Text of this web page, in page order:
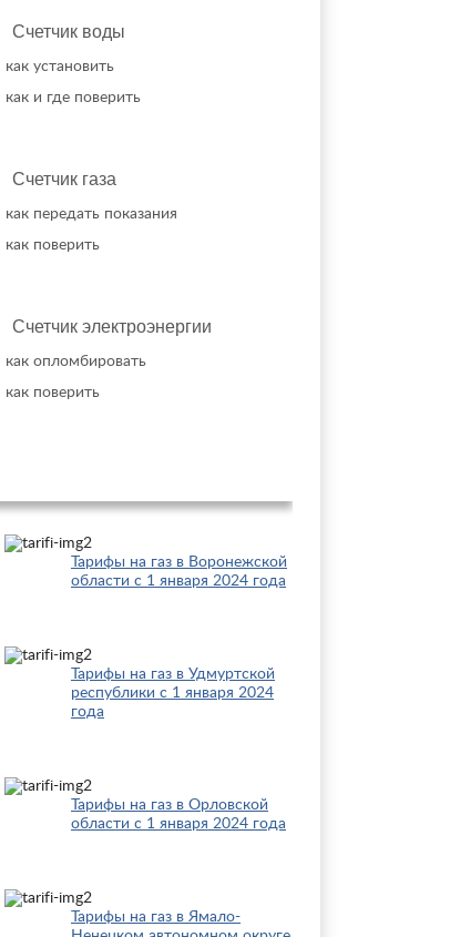
Счетчик воды
как установить
как и где поверить
Счетчик газа
как передать показания
как поверить
Счетчик электроэнергии
как опломбировать
как поверить
Тарифы на газ в Воронежской
области с 1 января 2024 года
Тарифы на газ в Удмуртской
республики с 1 января 2024
года
Тарифы на газ в Орловской
области с 1 января 2024 года
Тарифы на газ в Ямало-